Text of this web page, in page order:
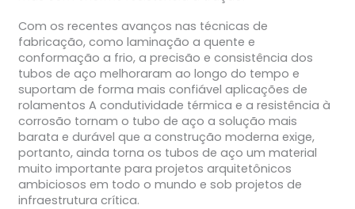
Com os recentes avanços nas técnicas de
fabricação, como laminação a quente e
conformação a frio, a precisão e consistência dos
tubos de aço melhoraram ao longo do tempo e
suportam de forma mais confiável aplicações de
rolamentos A condutividade térmica e a resistência à
corrosão tornam o tubo de aço a solução mais
barata e durável que a construção moderna exige,
portanto, ainda torna os tubos de aço um material
muito importante para projetos arquitetônicos
ambiciosos em todo o mundo e sob projetos de
infraestrutura crítica.